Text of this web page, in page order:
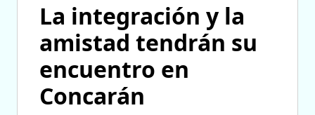
La integración y la
amistad tendrán su
encuentro en
Concarán